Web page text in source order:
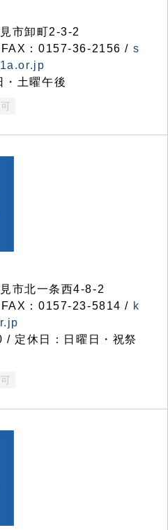
市卸町2-3-2
：0157-36-2156 / s
・土曜午後
市北一条西4-8-2
：0157-23-5814 / k
定休日：日曜日・祝祭